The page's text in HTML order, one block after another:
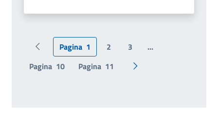
Pagina precedente
Pagina 1 2 3
...
Pagina 10 Pagina 11 Pagina successiva